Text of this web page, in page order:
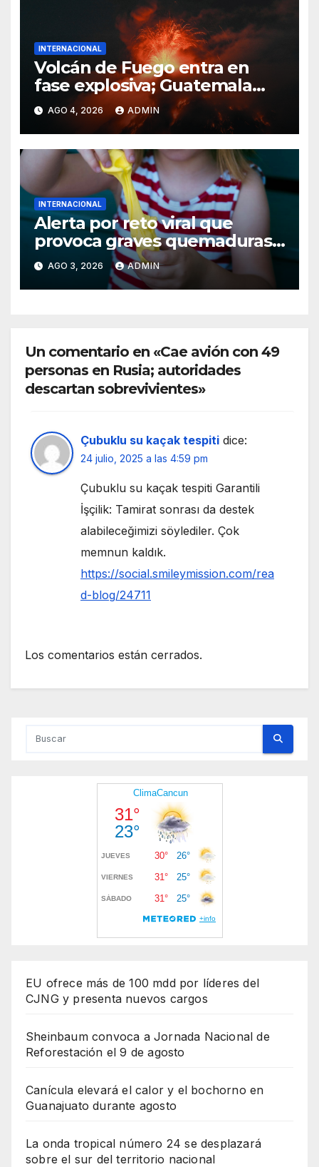
INTERNACIONAL
Volcán de Fuego entra en
fase explosiva; Guatemala
activa alerta anaranjada
AGO 4, 2026 ADMIN
INTERNACIONAL
Alerta por reto viral que
provoca graves quemaduras
en menores
AGO 3, 2026 ADMIN
Un comentario en «Cae avión con 49
personas en Rusia; autoridades
descartan sobrevivientes»
Çubuklu su kaçak tespiti dice:
24 julio, 2025 a las 4:59 pm
Çubuklu su kaçak tespiti Garantili
İşçilik: Tamirat sonrası da destek
alabileceğimizi söylediler. Çok
memnun kaldık.
https://social.smileymission.com/rea
d-blog/24711
Los comentarios están cerrados.
EU ofrece más de 100 mdd por líderes del
CJNG y presenta nuevos cargos
Sheinbaum convoca a Jornada Nacional de
Reforestación el 9 de agosto
Canícula elevará el calor y el bochorno en
Guanajuato durante agosto
La onda tropical número 24 se desplazará
sobre el sur del territorio nacional